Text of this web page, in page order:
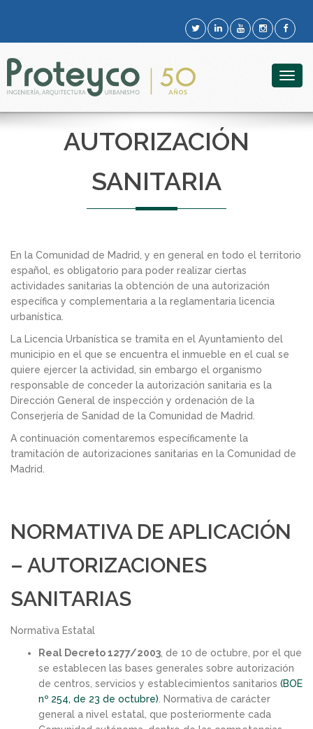
AUTORIZACIÓN
SANITARIA
En la Comunidad de Madrid, y en general en todo el territorio
español, es obligatorio para poder realizar ciertas
actividades sanitarias la obtención de una autorización
específica y complementaria a la reglamentaria licencia
urbanística.
La Licencia Urbanística se tramita en el Ayuntamiento del
municipio en el que se encuentra el inmueble en el cual se
quiere ejercer la actividad, sin embargo el organismo
responsable de conceder la autorización sanitaria es la
Dirección General de inspección y ordenación de la
Conserjería de Sanidad de la Comunidad de Madrid.
A continuación comentaremos específicamente la
tramitación de autorizaciones sanitarias en la Comunidad de
Madrid.
NORMATIVA DE APLICACIÓN
– AUTORIZACIONES
SANITARIAS
Normativa Estatal
Real Decreto 1277/2003 , de 10 de octubre, por el que
se establecen las bases generales sobre autorización
de centros, servicios y establecimientos sanitarios (BOE
nº 254, de 23 de octubre) . Normativa de carácter
general a nivel estatal, que posteriormente cada